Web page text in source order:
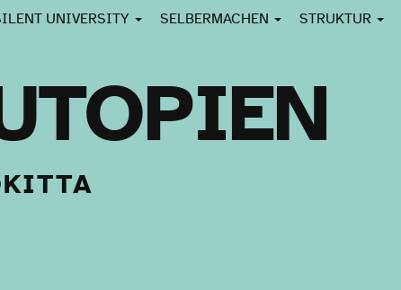
UNIVERSITY SELBERMACHEN STRUKTUR